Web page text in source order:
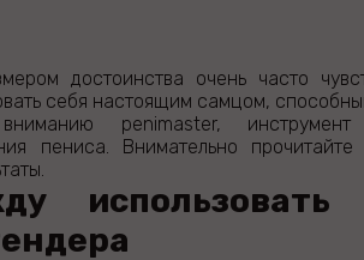
достоинства очень часто
себя настоящим самцом,
penimaster,
пениса. Внимательно